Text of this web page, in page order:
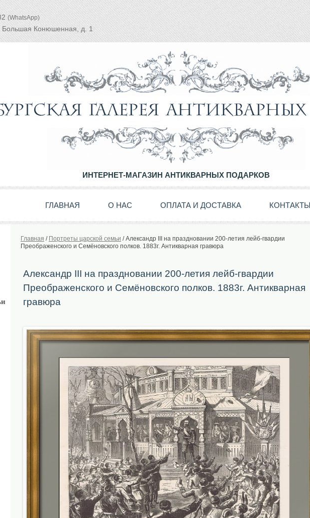
(WhatsApp)
Большая Конюшенная, д. 1
ИНТЕРНЕТ-МАГАЗИН АНТИКВАРНЫХ ПОДАРКОВ
ГЛАВНАЯ О НАС ОПЛАТА И ДОСТАВКА КОНТАКТЫ
Главная / Портреты царской семьи /Александр III на праздновании 200-летия лейб-гвардии
Преображенского и Семёновского полков. 1883г. Антикварная гравюра
Александр III на праздновании 200-летия лейб-гвардии
Преображенского и Семёновского полков. 1883г. Антикварная
гравюра